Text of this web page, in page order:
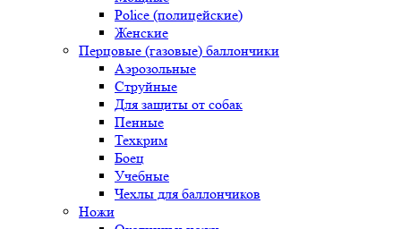
Police (полицейские)
Женские
Перцовые (газовые) баллончики
Аэрозольные
Струйные
Для защиты от собак
Пенные
Техкрим
Боец
Учебные
Чехлы для баллончиков
Ножи